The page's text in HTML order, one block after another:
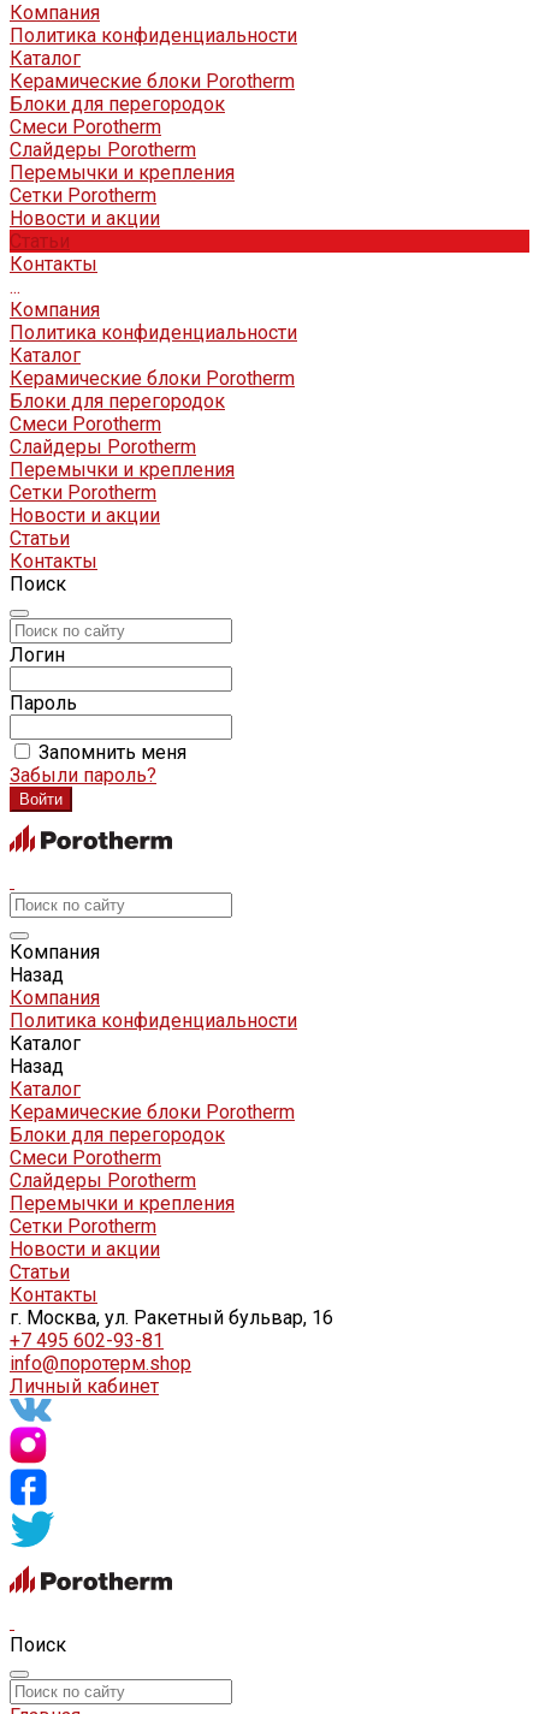
Компания
Политика конфиденциальности
Каталог
Керамические блоки Porotherm
Блоки для перегородок
Смеси Porotherm
Слайдеры Porotherm
Перемычки и крепления
Сетки Porotherm
Новости и акции
Статьи
Контакты
...
Компания
Политика конфиденциальности
Каталог
Керамические блоки Porotherm
Блоки для перегородок
Смеси Porotherm
Слайдеры Porotherm
Перемычки и крепления
Сетки Porotherm
Новости и акции
Статьи
Контакты
Поиск
Логин
Пароль
Запомнить меня
Забыли пароль?
Компания
Назад
Компания
Политика конфиденциальности
Каталог
Назад
Каталог
Керамические блоки Porotherm
Блоки для перегородок
Смеси Porotherm
Слайдеры Porotherm
Перемычки и крепления
Сетки Porotherm
Новости и акции
Статьи
Контакты
г. Москва, ул. Ракетный бульвар, 16
+7 495 602-93-81
info@поротерм.shop
Личный кабинет
Поиск